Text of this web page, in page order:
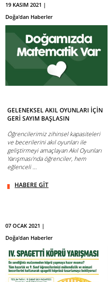
19 KASIM 2021 |
Doğa'dan Haberler
GELENEKSEL AKIL OYUNLARI İÇİN
GERİ SAYIM BAŞLASIN
Öğrencilerimiz zihinsel kapasiteleri
ve becerilerini akıl oyunları ile
geliştirmeyi amaçlayan Akıl Oyunları
Yarışması’nda öğrenciler, hem
eğlenceli ...
HABERE GİT
07 OCAK 2021 |
Doğa'dan Haberler